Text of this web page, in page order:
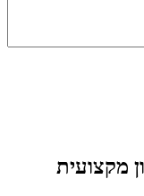
מקצועית